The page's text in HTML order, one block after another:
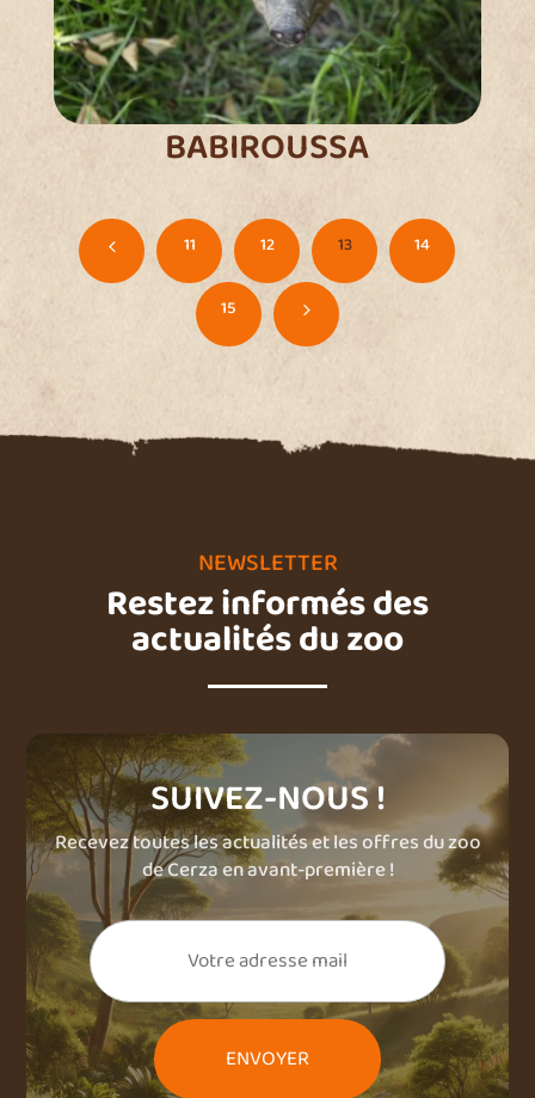
BABIROUSSA
4 11 12 13 14
15 5
NEWSLETTER
Restez informés des
actualités du zoo
SUIVEZ-NOUS !
Recevez toutes les actualités et les offres du zoo
de Cerza en avant-première !